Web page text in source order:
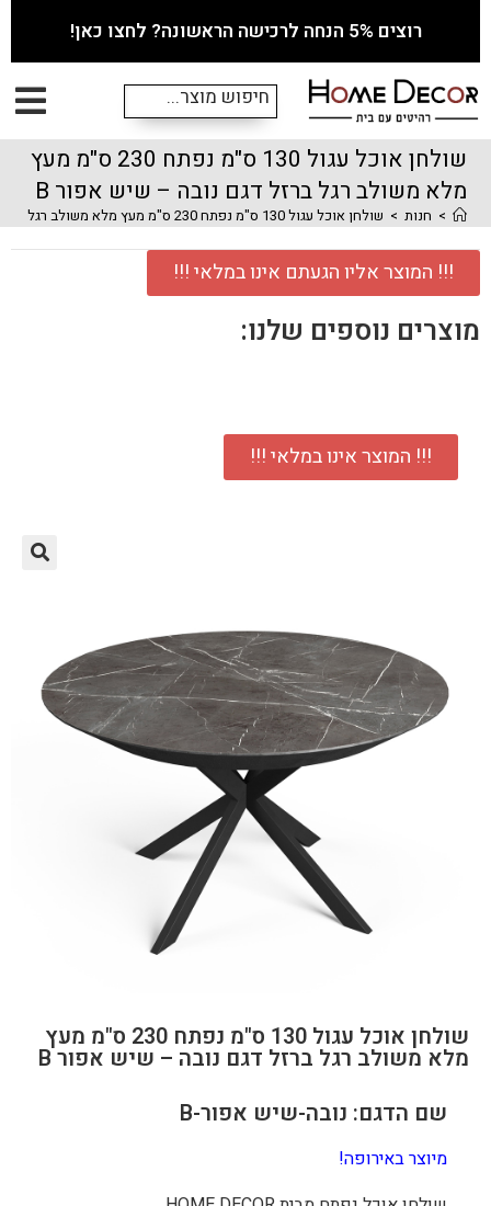
רוצים 5% הנחה לרכישה הראשונה? לחצו כאן!
שולחן אוכל עגול 130 ס"מ נפתח 230 ס"מ מעץ
מלא משולב רגל ברזל דגם נובה – שיש אפור B
> חנות > שולחן אוכל עגול 130 ס"מ נפתח 230 ס"מ מעץ מלא משולב רגל ברזל דגם נובה – שיש אפור B
!!! המוצר אליו הגעתם אינו במלאי !!!
מוצרים נוספים שלנו:
!!! המוצר אינו במלאי !!!
שולחן אוכל עגול 130 ס"מ נפתח 230 ס"מ מעץ
מלא משולב רגל ברזל דגם נובה – שיש אפור B
שם הדגם: נובה-שיש אפור-B
מיוצר באירופה!